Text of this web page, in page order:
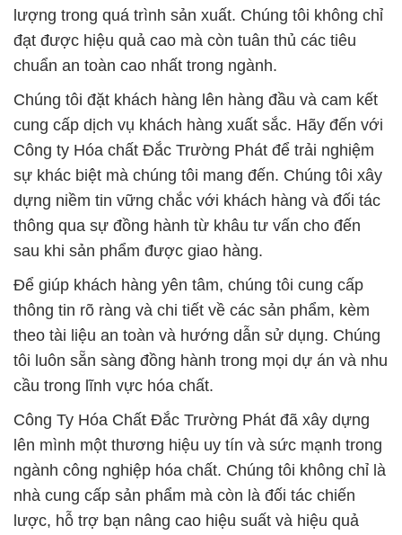
lượng trong quá trình sản xuất. Chúng tôi không chỉ
đạt được hiệu quả cao mà còn tuân thủ các tiêu
chuẩn an toàn cao nhất trong ngành.
Chúng tôi đặt khách hàng lên hàng đầu và cam kết
cung cấp dịch vụ khách hàng xuất sắc. Hãy đến với
Công ty Hóa chất Đắc Trường Phát để trải nghiệm
sự khác biệt mà chúng tôi mang đến. Chúng tôi xây
dựng niềm tin vững chắc với khách hàng và đối tác
thông qua sự đồng hành từ khâu tư vấn cho đến
sau khi sản phẩm được giao hàng.
Để giúp khách hàng yên tâm, chúng tôi cung cấp
thông tin rõ ràng và chi tiết về các sản phẩm, kèm
theo tài liệu an toàn và hướng dẫn sử dụng. Chúng
tôi luôn sẵn sàng đồng hành trong mọi dự án và nhu
cầu trong lĩnh vực hóa chất.
Công Ty Hóa Chất Đắc Trường Phát đã xây dựng
lên mình một thương hiệu uy tín và sức mạnh trong
ngành công nghiệp hóa chất. Chúng tôi không chỉ là
nhà cung cấp sản phẩm mà còn là đối tác chiến
lược, hỗ trợ bạn nâng cao hiệu suất và hiệu quả